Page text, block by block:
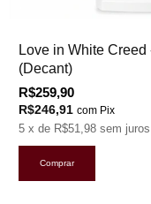
Love in White
(Decant)
R$259,90
R$246,91com Pix
5 x de R$51,98 sem juros
Comprar